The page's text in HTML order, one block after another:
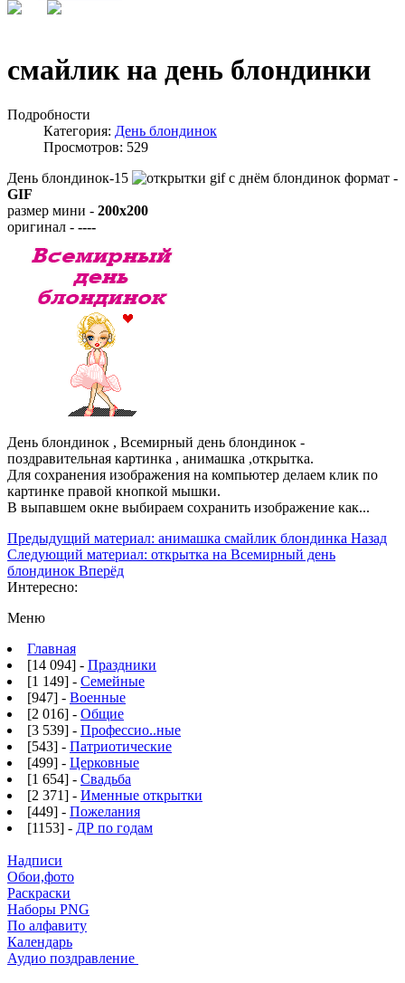
смайлик на день блондинки
Подробности
Категория: День блондинок
Просмотров: 529
День блондинок-15
формат -
GIF
размер мини - 200x200
оригинал - ----
День блондинок , Всемирный день блондинок -
поздравительная картинка , анимашка ,открытка.
Для сохранения изображения на компьютер делаем клик по
картинке правой кнопкой мышки.
В выпавшем окне выбираем сохранить изображение как...
Предыдущий материал: анимашка смайлик блондинка Назад
Следующий материал: открытка на Всемирный день
блондинок Вперёд
Интересно:
Меню
Главная
[14 094] - Праздники
[1 149] - Семейные
[947] - Военные
[2 016] - Общие
[3 539] - Профессио..ные
[543] - Патриотические
[499] - Церковные
[1 654] - Свадьба
[2 371] - Именные открытки
[449] - Пожелания
[1153] - ДР по годам
Надписи
Обои,фото
Раскраски
Наборы PNG
По алфавиту
Календарь
Аудио поздравление